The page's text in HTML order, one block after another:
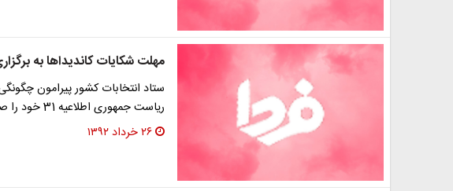
مهلت شکایات کاندیداها به
ستاد انتخابات کشور پیرامون
ریاست جمهوری اطلاعیه 31 خود را صادر کرد
۲۶ خرداد ۱۳۹۲